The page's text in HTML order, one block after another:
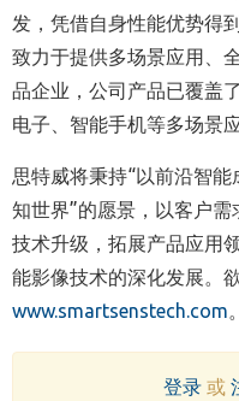
发，凭借自身性能优势得
致力于提供多场景应用、
品企业，公司产品已覆盖
电子、智能手机等多场景
思特威将秉持“以前沿智
知世界”的愿景，以客户
技术升级，拓展产品应用
能影像技术的深化发展。
www.smartsenstech.com。
登录或